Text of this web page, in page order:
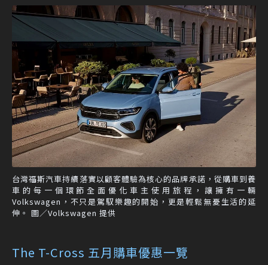
台灣福斯汽車持續落實以顧客體驗為核心的品牌承諾，從購車到養
車的每一個環節全面優化車主使用旅程，讓擁有一輛
Volkswagen，不只是駕馭樂趣的開始，更是輕鬆無憂生活的延
伸。 圖／Volkswagen 提供
The T-Cross 五月購車優惠一覽